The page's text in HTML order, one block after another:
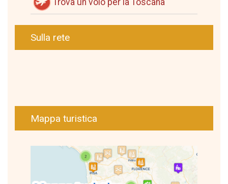
Trova un volo per la Toscana
Sulla rete
Mappa turistica